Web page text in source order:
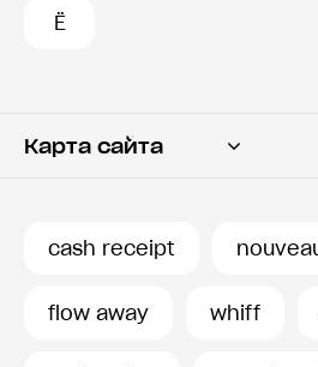
Ё
Карта сайта
cash receipt
flow away whiff